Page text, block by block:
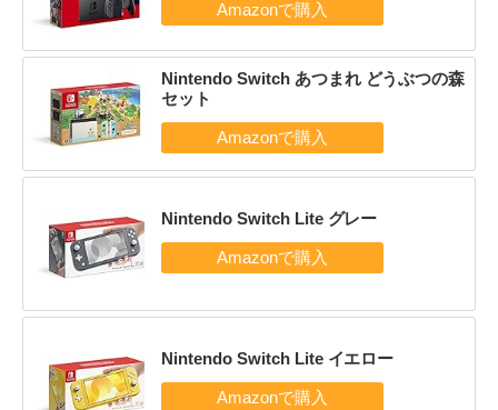
Nintendo Switch あつまれ どうぶつの森
セット
Nintendo Switch Lite グレー
Nintendo Switch Lite イエロー